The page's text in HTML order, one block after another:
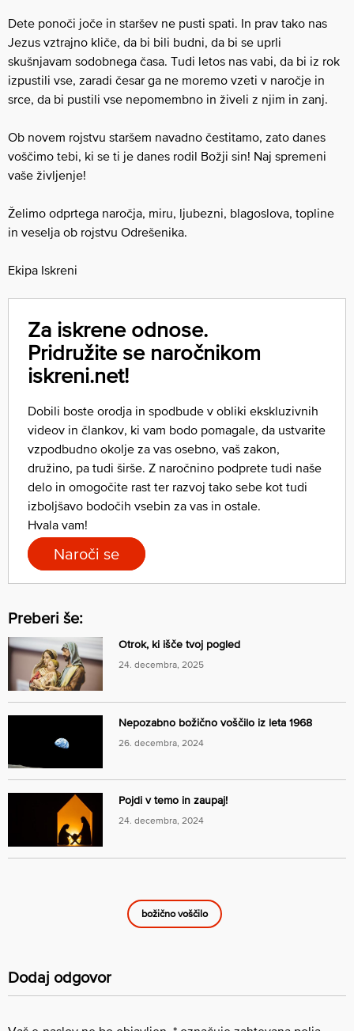
Dete ponoči joče in staršev ne pusti spati. In prav tako nas
Jezus vztrajno kliče, da bi bili budni, da bi se uprli
skušnjavam sodobnega časa. Tudi letos nas vabi, da bi iz rok
izpustili vse, zaradi česar ga ne moremo vzeti v naročje in
srce, da bi pustili vse nepomembno in živeli z njim in zanj.
Ob novem rojstvu staršem navadno čestitamo, zato danes
voščimo tebi, ki se ti je danes rodil Božji sin! Naj spremeni
vaše življenje!
Želimo odprtega naročja, miru, ljubezni, blagoslova, topline
in veselja ob rojstvu Odrešenika.
Ekipa Iskreni
Za iskrene odnose.
Pridružite se naročnikom
iskreni.net!
Dobili boste orodja in spodbude v obliki ekskluzivnih
videov in člankov, ki vam bodo pomagale, da ustvarite
vzpodbudno okolje za vas osebno, vaš zakon,
družino, pa tudi širše. Z naročnino podprete tudi naše
delo in omogočite rast ter razvoj tako sebe kot tudi
izboljšavo bodočih vsebin za vas in ostale.
Hvala vam!
Naroči se
Preberi še:
Otrok, ki išče tvoj pogled
24. decembra, 2025
Nepozabno božično voščilo iz leta 1968
26. decembra, 2024
Pojdi v temo in zaupaj!
24. decembra, 2024
božično voščilo
Dodaj odgovor